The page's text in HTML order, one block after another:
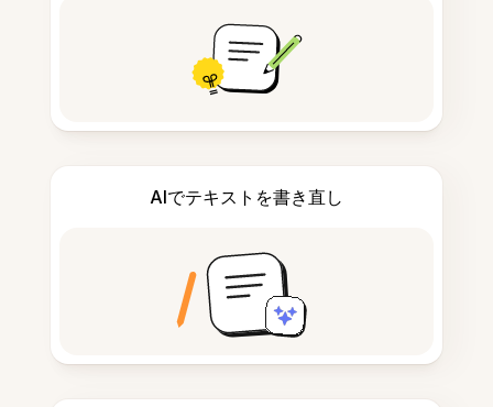
AIでテキストを書き直し